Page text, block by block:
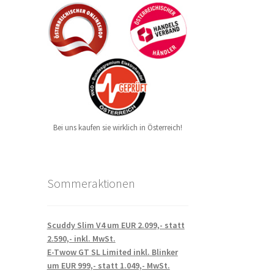
Bei uns kaufen sie wirklich in Österreich!
Sommeraktionen
Scuddy Slim V4 um EUR 2.099,- statt
2.590,- inkl. MwSt.
E-Twow GT SL Limited inkl. Blinker
um EUR 999,- statt 1.049,- MwSt.